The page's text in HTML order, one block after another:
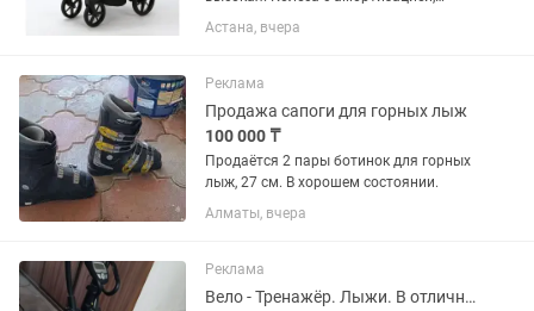
позволяют без проблем передвигаться
по кочкам и препятствиям, удобна
ребенка не трясет, что особенно...
Астана, вчера
Реклама
Продажа сапоги для горных лыж
100 000 ₸
Продаётся 2 пары ботинок для горных
лыж, 27 см. В хорошем состоянии.
Алматы, вчера
Реклама
Вело - Тренажёр. Лыжи. В отличном состоянии. Б/У.